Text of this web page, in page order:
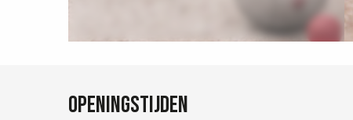
Openingstijden